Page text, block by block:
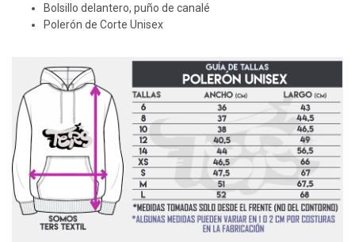
Bolsillo delantero, puño de canalé
Polerón de Corte Unisex